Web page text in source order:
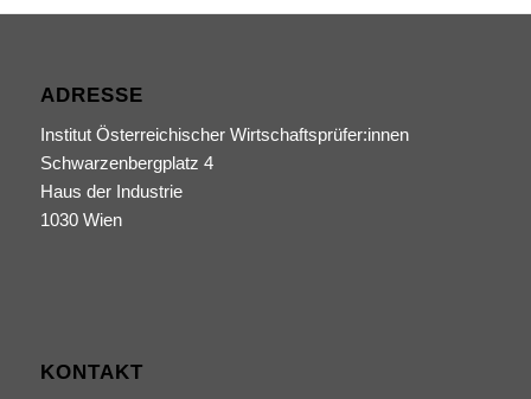
ADRESSE
Institut Österreichischer Wirtschaftsprüfer:innen
Schwarzenbergplatz 4
Haus der Industrie
1030 Wien
KONTAKT